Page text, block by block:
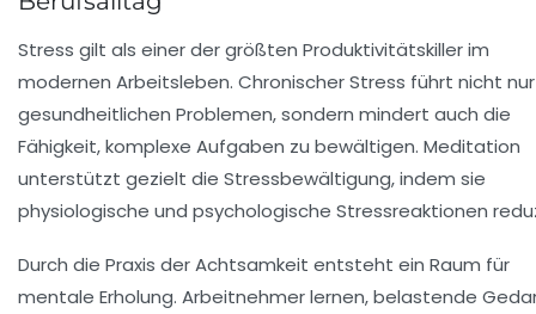
Stress gilt als einer der größten Produktivitätskiller im
modernen Arbeitsleben. Chronischer Stress führt nicht
gesundheitlichen Problemen, sondern mindert auch die
Fähigkeit, komplexe Aufgaben zu bewältigen. Meditation
unterstützt gezielt die Stressbewältigung, indem sie
physiologische und psychologische Stressreaktionen
Durch die Praxis der Achtsamkeit entsteht ein Raum für
mentale Erholung. Arbeitnehmer lernen, belastende